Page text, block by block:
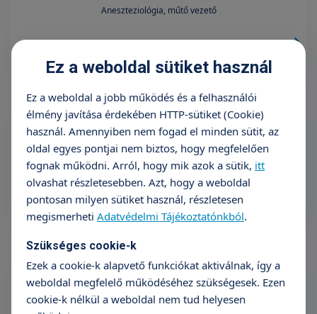
Aneszteziológia, műtő vezető
Dr. Pintér Enikő
Aneszteziológia
Dr. Tóth Mariann
Ez a weboldal sütiket használ
Ez a weboldal a jobb működés és a felhasználói
élmény javítása érdekében HTTP-sütiket (Cookie)
használ. Amennyiben nem fogad el minden sütit, az
oldal egyes pontjai nem biztos, hogy megfelelően
fognak működni. Arról, hogy mik azok a sütik, itt
olvashat részletesebben. Azt, hogy a weboldal
pontosan milyen sütiket használ, részletesen
megismerheti Adatvédelmi Tájékoztatónkból.
Szükséges cookie-k
Ezek a cookie-k alapvető funkciókat aktiválnak, így a
weboldal megfelelő működéséhez szükségesek. Ezen
cookie-k nélkül a weboldal nem tud helyesen